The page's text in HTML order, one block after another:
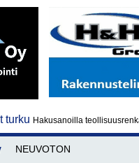
turku Hakusanoilla
NEUVOTON